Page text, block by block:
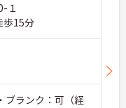
１
歩15分
ランク：可（経